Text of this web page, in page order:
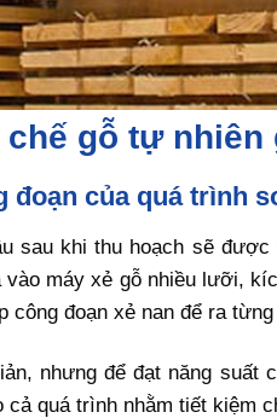
gỗ tự nhiên
đoạn của quá trình
sau khi thu hoạch sẽ
vào máy xẻ gỗ nhiều lưỡi,
công đoạn xẻ nan để ra
nhưng để đạt năng
cả quá trình nhằm tiết kiệm